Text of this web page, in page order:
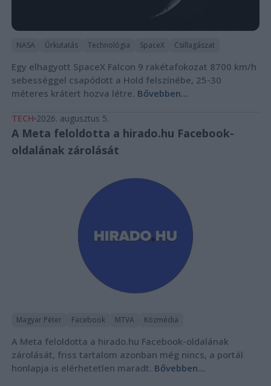
NASA Űrkutatás Technológia SpaceX Csillagászat
Egy elhagyott SpaceX Falcon 9 rakétafokozat 8700 km/h
sebességgel csapódott a Hold felszínébe, 25-30
méteres krátert hozva létre. Bővebben...
TECH 2026. augusztus 5.
A Meta feloldotta a hirado.hu Facebook-
oldalának zárolását
Magyar Péter Facebook MTVA Közmédia
A Meta feloldotta a hirado.hu Facebook-oldalának
zárolását, friss tartalom azonban még nincs, a portál
honlapja is elérhetetlen maradt. Bővebben...